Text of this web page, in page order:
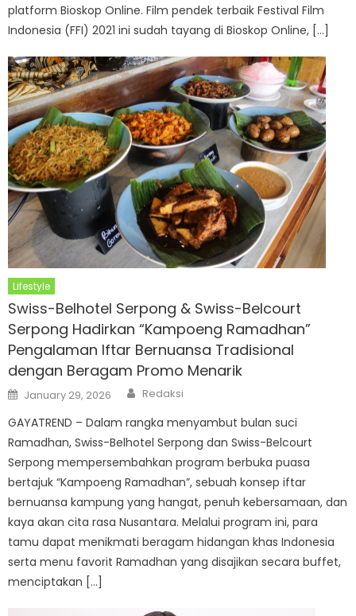
platform Bioskop Online. Film pendek terbaik Festival Film
Indonesia (FFI) 2021 ini sudah tayang di Bioskop Online, […]
Lifestyle
Swiss-Belhotel Serpong & Swiss-Belcourt
Serpong Hadirkan “Kampoeng Ramadhan”
Pengalaman Iftar Bernuansa Tradisional
dengan Beragam Promo Menarik
Posted
on
January 29, 2026 Author
Redaksi
GAYATREND – Dalam rangka menyambut bulan suci
Ramadhan, Swiss-Belhotel Serpong dan Swiss-Belcourt
Serpong mempersembahkan program berbuka puasa
bertajuk “Kampoeng Ramadhan”, sebuah konsep iftar
bernuansa kampung yang hangat, penuh kebersamaan, dan
kaya akan cita rasa Nusantara. Melalui program ini, para
tamu dapat menikmati beragam hidangan khas Indonesia
serta menu favorit Ramadhan yang disajikan secara buffet,
menciptakan […]